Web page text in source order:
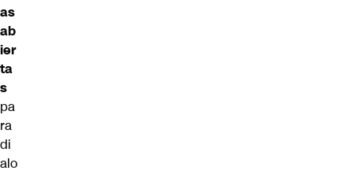
as
ab
ier
ta
s
pa
ra
di
alo